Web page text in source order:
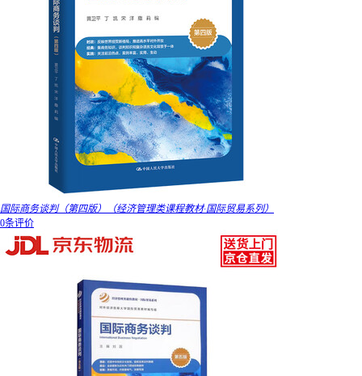
国际商务谈判（第四版）（经济管理类课程教材·国际贸易系列）
0条评价